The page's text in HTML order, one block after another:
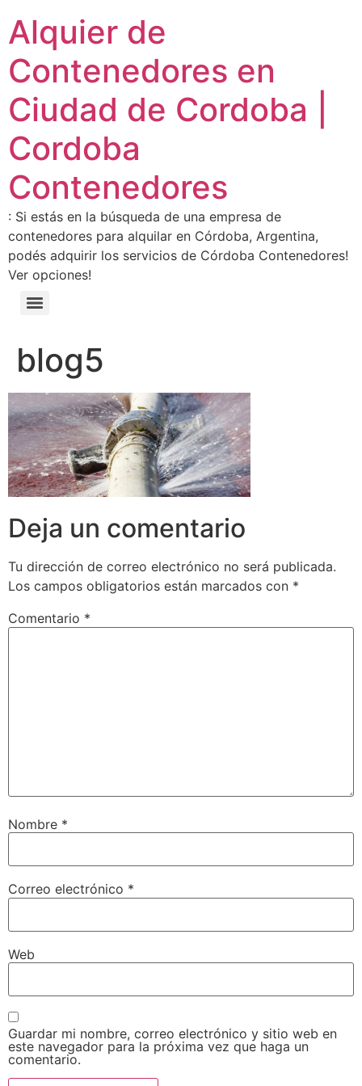
Alquier de
Contenedores en
Ciudad de Cordoba |
Cordoba
Contenedores
: Si estás en la búsqueda de una empresa de
contenedores para alquilar en Córdoba, Argentina,
podés adquirir los servicios de Córdoba Contenedores!
Ver opciones!
blog5
Deja un comentario
Tu dirección de correo electrónico no será publicada.
Los campos obligatorios están marcados con *
Comentario *
Nombre *
Correo electrónico *
Web
Guardar mi nombre, correo electrónico y sitio web en
este navegador para la próxima vez que haga un
comentario.